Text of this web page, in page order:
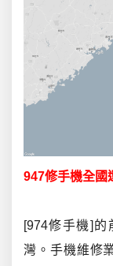
947修手機全國
[974修手機]
灣。手機維修